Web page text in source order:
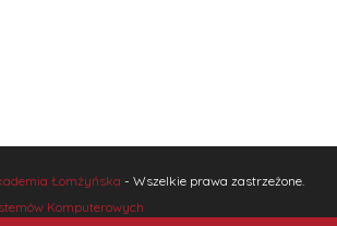
Łomżyńska - Wszelkie prawa zastrzeżone.
Komputerowych